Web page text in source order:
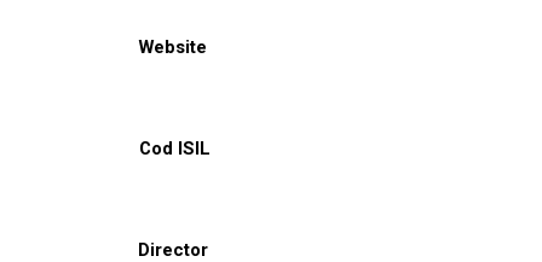
Website
Cod ISIL
Director